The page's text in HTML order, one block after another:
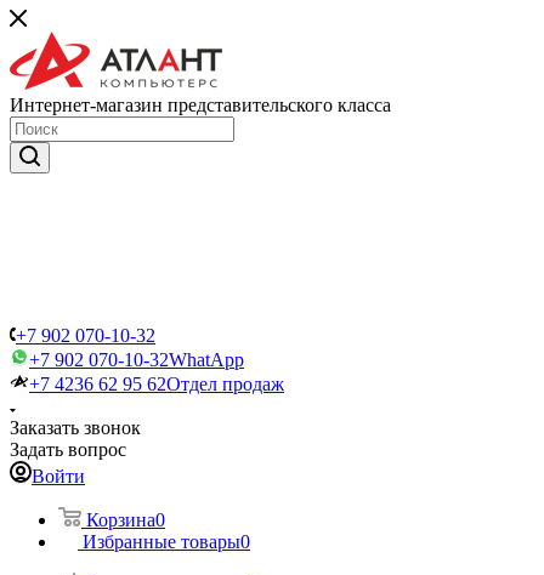
Интернет-магазин представительского класса
+7 902 070-10-32
+7 902 070-10-32WhatApp
+7 4236 62 95 62Отдел продаж
Заказать звонок
Задать вопрос
Войти
Корзина0
Избранные товары0